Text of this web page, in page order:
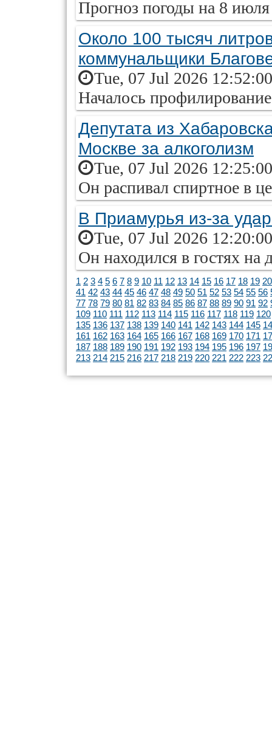
Прогноз погоды на 8 июля
Около 100 тысяч
коммунальщики
Tue, 07 Jul 2026
Началось
Депутата из
Москве за алкоголизм
Tue, 07 Jul 2026
Он распивал спиртное в
В Приамурья из-за
Tue, 07 Jul 2026
Он находился в гостях на
1 2 3 4 5 6 7 8 9 10 11 12 13 14 15 16 17 18 19 20
41 42 43 44 45 46 47 48 49 50 51 52 53 54 55 56
77 78 79 80 81 82 83 84 85 86 87 88 89 90 91 92
109 110 111 112 113 114 115 116 117 118 119 120
135 136 137 138 139 140 141 142 143 144 145
161 162 163 164 165 166 167 168 169 170 171
187 188 189 190 191 192 193 194 195 196 197
213 214 215 216 217 218 219 220 221 222 223